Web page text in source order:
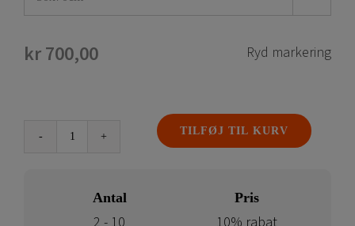
kr700,00 Ryd markering
Lysboks
TILFØJ TIL KURV
Antal Pris